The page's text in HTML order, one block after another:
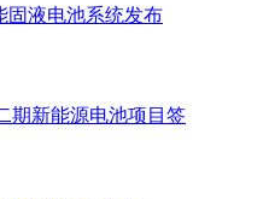
固液电池系统发布
期新能源电池项目签